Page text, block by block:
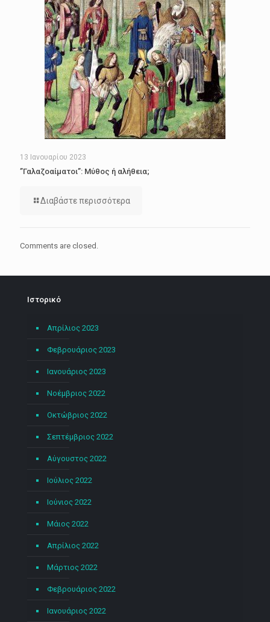
13 Ιανουαρίου 2023
”Γαλαζοαίματοι”: Μύθος ή αλήθεια;
Διαβάστε περισσότερα
Comments are closed.
Ιστορικό
Απρίλιος 2023
Φεβρουάριος 2023
Ιανουάριος 2023
Νοέμβριος 2022
Οκτώβριος 2022
Σεπτέμβριος 2022
Αύγουστος 2022
Ιούλιος 2022
Ιούνιος 2022
Μάιος 2022
Απρίλιος 2022
Μάρτιος 2022
Φεβρουάριος 2022
Ιανουάριος 2022